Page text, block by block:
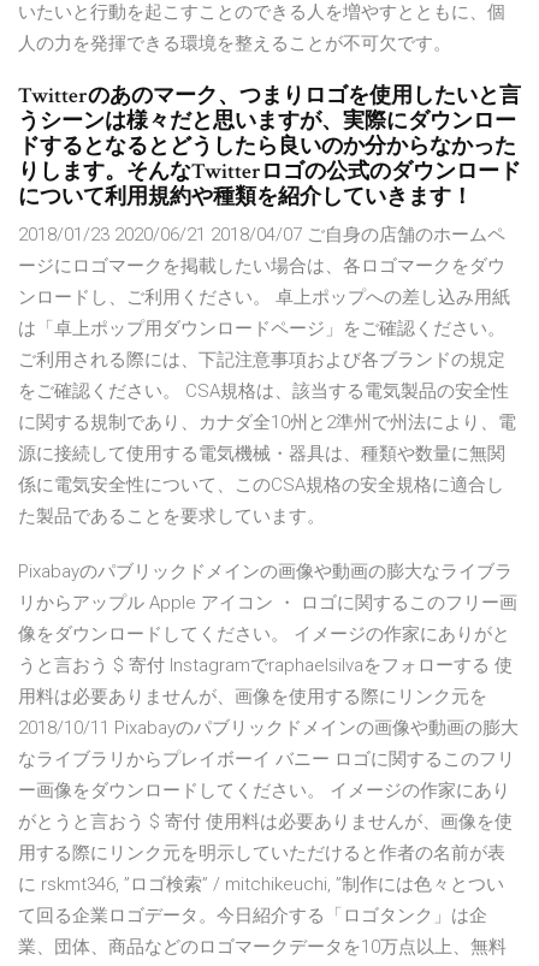
いたいと行動を起こすことのできる人を増やすとともに、個
人の力を発揮できる環境を整えることが不可欠です。
Twitterのあのマーク、つまりロゴを使用したいと言
うシーンは様々だと思いますが、実際にダウンロー
ドするとなるとどうしたら良いのか分からなかった
りします。そんなTwitterロゴの公式のダウンロード
について利用規約や種類を紹介していきます！
2018/01/23 2020/06/21 2018/04/07 ご自身の店舗のホームペ
ージにロゴマークを掲載したい場合は、各ロゴマークをダウ
ンロードし、ご利用ください。 卓上ポップへの差し込み用紙
は「卓上ポップ用ダウンロードページ」をご確認ください。
ご利用される際には、下記注意事項および各ブランドの規定
をご確認ください。 CSA規格は、該当する電気製品の安全性
に関する規制であり、カナダ全10州と2準州で州法により、電
源に接続して使用する電気機械・器具は、種類や数量に無関
係に電気安全性について、このCSA規格の安全規格に適合し
た製品であることを要求しています。
Pixabayのパブリックドメインの画像や動画の膨大なライブラ
リからアップル Apple アイコン ・ ロゴに関するこのフリー画
像をダウンロードしてください。 イメージの作家にありがと
うと言おう $ 寄付 Instagramでraphaelsilvaをフォローする 使
用料は必要ありませんが、画像を使用する際にリンク元を
2018/10/11 Pixabayのパブリックドメインの画像や動画の膨大
なライブラリからプレイボーイ バニー ロゴに関するこのフリ
ー画像をダウンロードしてください。 イメージの作家にあり
がとうと言おう $ 寄付 使用料は必要ありませんが、画像を使
用する際にリンク元を明示していただけると作者の名前が表
に rskmt346, ”ロゴ検索” / mitchikeuchi, ”制作には色々とつい
て回る企業ロゴデータ。今日紹介する「ロゴタンク」は企
業、団体、商品などのロゴマークデータを10万点以上、無料